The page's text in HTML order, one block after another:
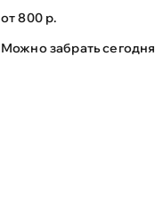
от 800 р.
Можно забрать сегодня